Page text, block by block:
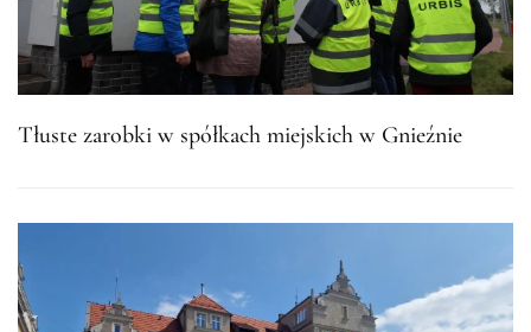
Tłuste zarobki w spółkach miejskich w Gnieźnie